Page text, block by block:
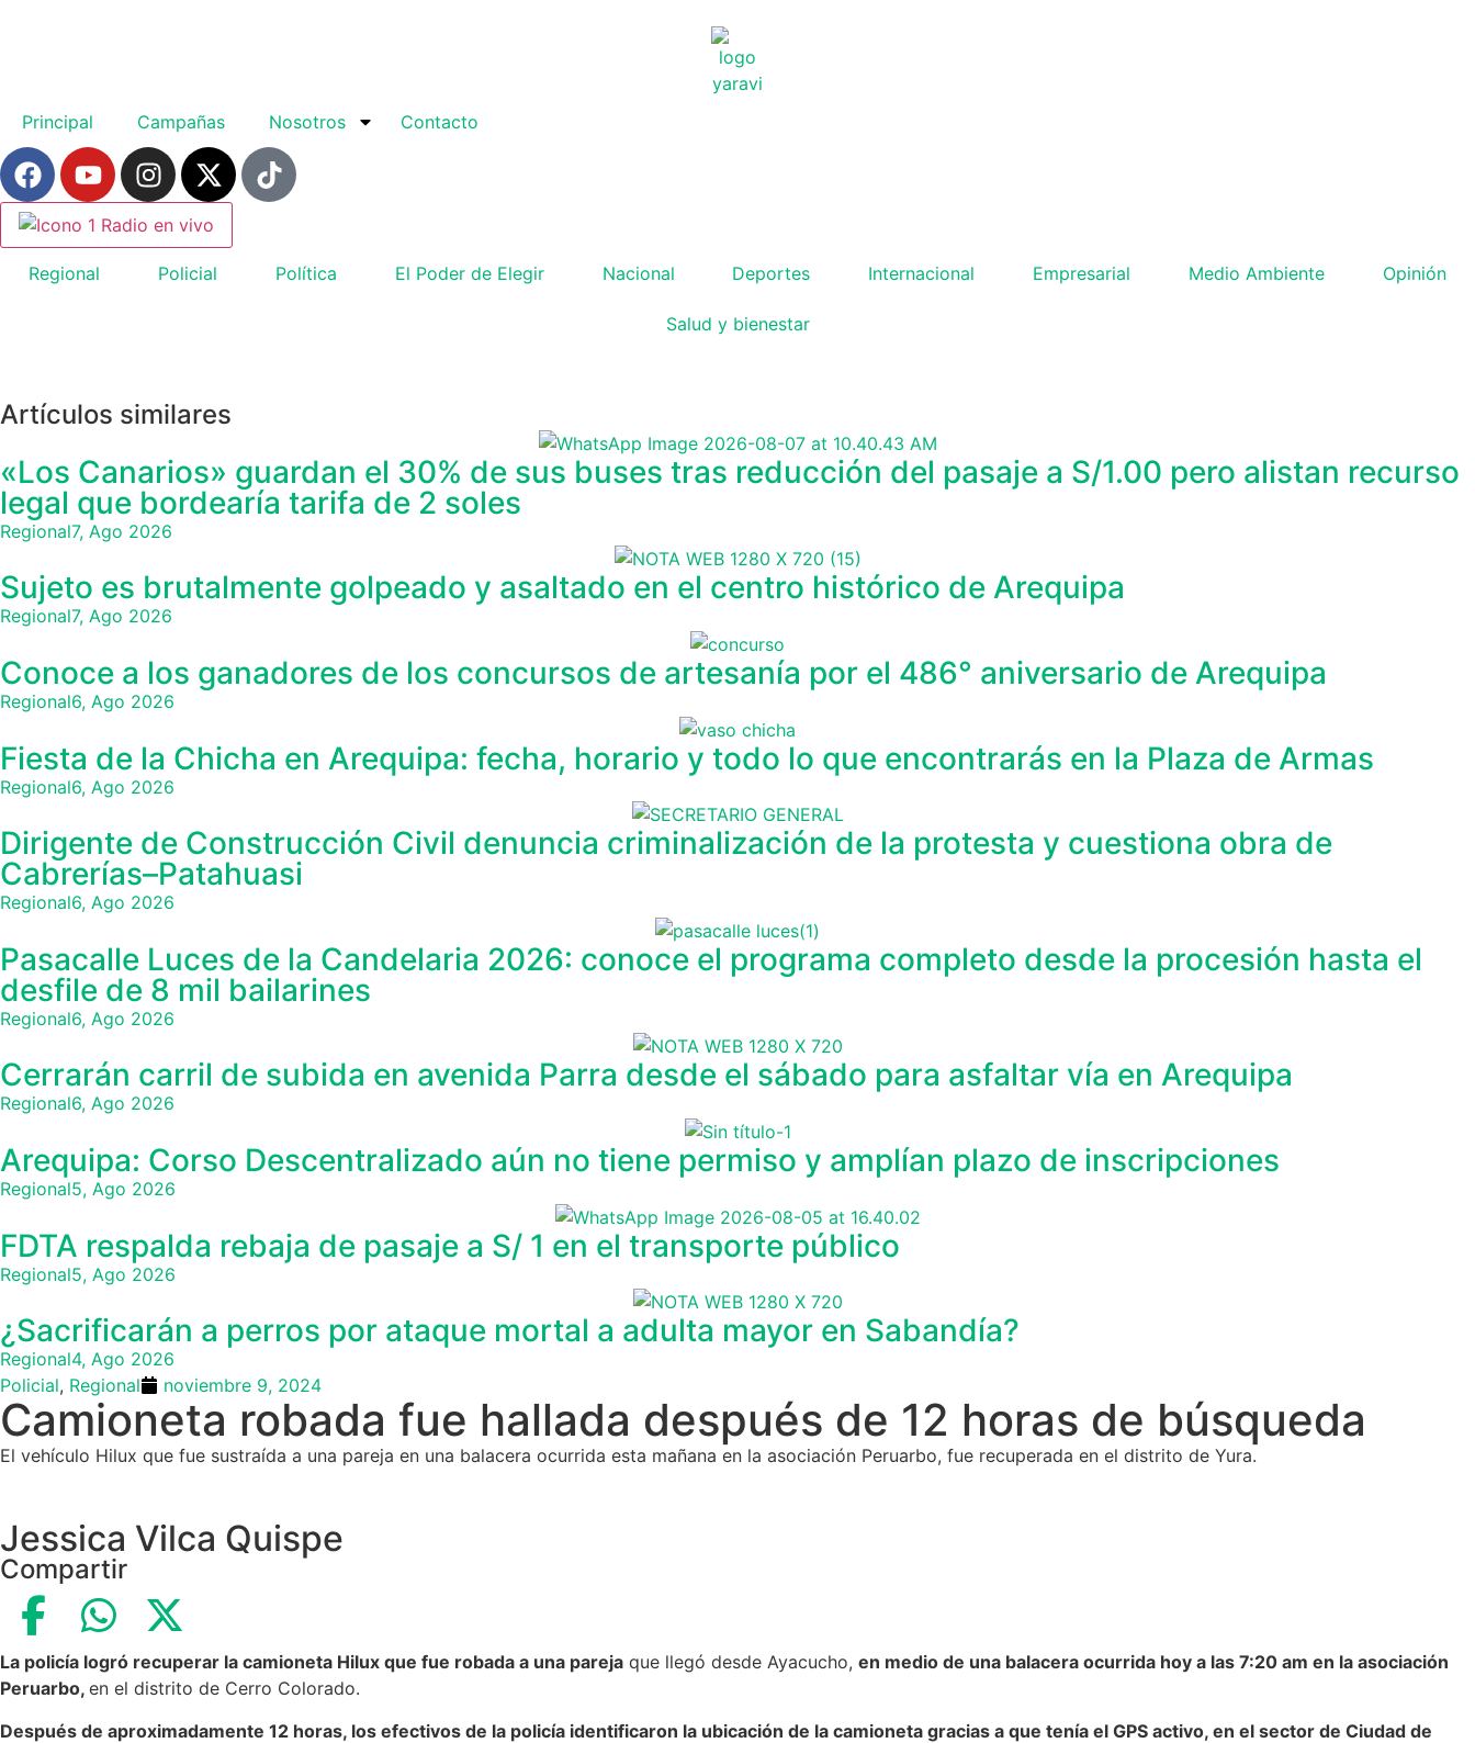
Principal Campañas Nosotros Contacto
Radio en vivo
Regional Policial Política El Poder de Elegir Nacional Deportes Internacional Empresarial Medio Ambiente Opinión
Salud y bienestar
Artículos similares
«Los Canarios» guardan el 30% de sus buses tras reducción del pasaje a S/1.00 pero alistan recurso
legal que bordearía tarifa de 2 soles
Regional7, Ago 2026
Sujeto es brutalmente golpeado y asaltado en el centro histórico de Arequipa
Regional7, Ago 2026
Conoce a los ganadores de los concursos de artesanía por el 486° aniversario de Arequipa
Regional6, Ago 2026
Fiesta de la Chicha en Arequipa: fecha, horario y todo lo que encontrarás en la Plaza de Armas
Regional6, Ago 2026
Dirigente de Construcción Civil denuncia criminalización de la protesta y cuestiona obra de
Cabrerías–Patahuasi
Regional6, Ago 2026
Pasacalle Luces de la Candelaria 2026: conoce el programa completo desde la procesión hasta el
desfile de 8 mil bailarines
Regional6, Ago 2026
Cerrarán carril de subida en avenida Parra desde el sábado para asfaltar vía en Arequipa
Regional6, Ago 2026
Arequipa: Corso Descentralizado aún no tiene permiso y amplían plazo de inscripciones
Regional5, Ago 2026
FDTA respalda rebaja de pasaje a S/ 1 en el transporte público
Regional5, Ago 2026
¿Sacrificarán a perros por ataque mortal a adulta mayor en Sabandía?
Regional4, Ago 2026
Policial, Regional noviembre 9, 2024
Camioneta robada fue hallada después de 12 horas de búsqueda
El vehículo Hilux que fue sustraída a una pareja en una balacera ocurrida esta mañana en la asociación Peruarbo, fue recuperada en el distrito de Yura.
Jessica Vilca Quispe
Compartir
La policía logró recuperar la camioneta Hilux que fue robada a una pareja que llegó desde Ayacucho, en medio de una balacera ocurrida hoy a las 7:20 am en la asociación
Peruarbo, en el distrito de Cerro Colorado.
Después de aproximadamente 12 horas, los efectivos de la policía identificaron la ubicación de la camioneta gracias a que tenía el GPS activo, en el sector de Ciudad de